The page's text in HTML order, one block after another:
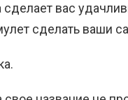
вас
сделать ваши